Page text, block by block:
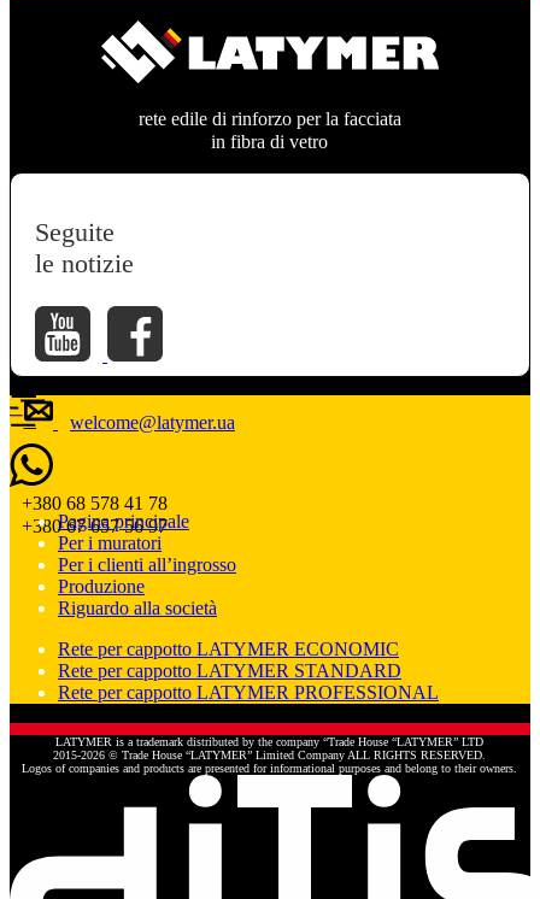
rete edile di rinforzo per la facciata
in fibra di vetro
Seguite
le notizie
welcome@latymer.ua
+380 68 578 41 78
+380 67 657 56 97
Pagina principale
Per i muratori
Per i clienti all’ingrosso
Produzione
Riguardo alla società
Rete per cappotto LATYMER ECONOMIC
Rete per cappotto LATYMER STANDARD
Rete per cappotto LATYMER PROFESSIONAL
LATYMER is a trademark distributed by the company “Trade House “LATYMER” LTD
2015-2026 © Trade House “LATYMER” Limited Company ALL RIGHTS RESERVED.
Logos of companies and products are presented for informational purposes and belong to their owners.